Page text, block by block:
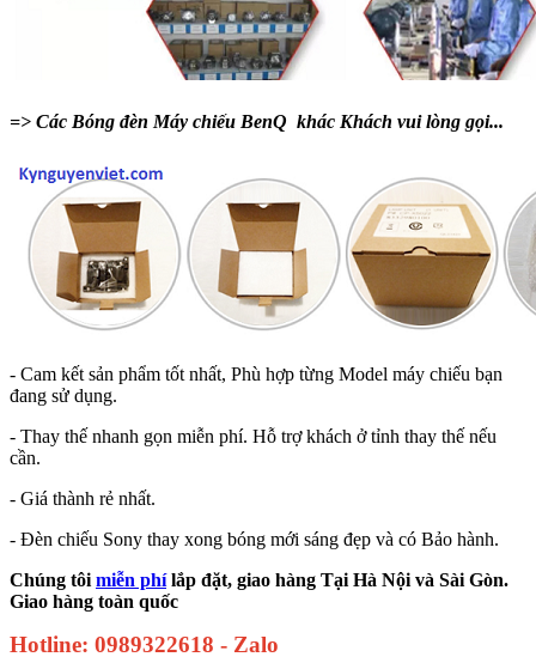
=> Các Bóng đèn Máy chiếu BenQ khác Khách vui lòng gọi...
- Cam kết sản phẩm tốt nhất, Phù hợp từng Model máy chiếu bạn
đang sử dụng.
- Thay thế nhanh gọn miễn phí. Hỗ trợ khách ở tỉnh thay thế nếu
cần.
- Giá thành rẻ nhất.
- Đèn chiếu Sony thay xong bóng mới sáng đẹp và có Bảo hành.
Chúng tôi miễn phílắp đặt, giao hàng Tại Hà Nội và Sài Gòn.
Giao hàng toàn quốc
Hotline: 0989322618 - Zalo